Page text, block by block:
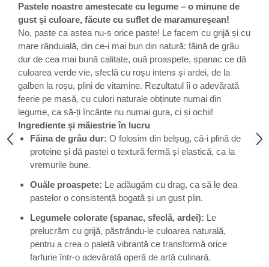
Pastele noastre amestecate cu legume – o minune de
gust și culoare, făcute cu suflet de maramureșean!
No, paste ca astea nu-s orice paste! Le facem cu grijă și cu
mare rânduială, din ce-i mai bun din natură: făină de grâu
dur de cea mai bună calitate, ouă proaspete, spanac ce dă
culoarea verde vie, sfeclă cu roșu intens și ardei, de la
galben la roșu, plini de vitamine. Rezultatul îi o adevărată
feerie pe masă, cu culori naturale obținute numai din
legume, ca să-ți încânte nu numai gura, ci și ochii!
Ingrediente și măiestrie în lucru
Făina de grâu dur: O folosim din belșug, că-i plină de
proteine și dă pastei o textură fermă și elastică, ca la
vremurile bune.
Ouăle proaspete: Le adăugăm cu drag, ca să le dea
pastelor o consistență bogată și un gust plin.
Legumele colorate (spanac, sfeclă, ardei): Le
prelucrăm cu grijă, păstrându-le culoarea naturală,
pentru a crea o paletă vibrantă ce transformă orice
farfurie într-o adevărată operă de artă culinară.